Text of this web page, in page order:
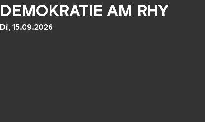
DEMOKRATIE AM RHY
Di, 15.09.2026